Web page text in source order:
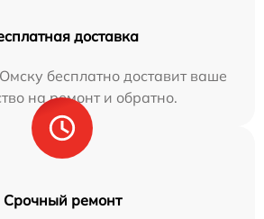
доставка
бесплатно доставит ваше
на ремонт и обратно.
Срочный ремонт